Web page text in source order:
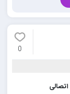
0
اتصالی